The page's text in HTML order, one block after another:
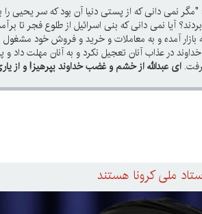
"مگر نمی دانی که از پستی دنیا آن بود که سر یحیی
آیا نمی دانی که بنی اسرائیل از طلوع فجر تا
آمده و به معاملات و خرید و فروش خود مشغول
خداوند در عذاب آنان تعجیل نکرد و به آنان مهلت
ای عبدالله از خشم و غضب خداوند بپرهیز! و از
ملی کرونا هستند